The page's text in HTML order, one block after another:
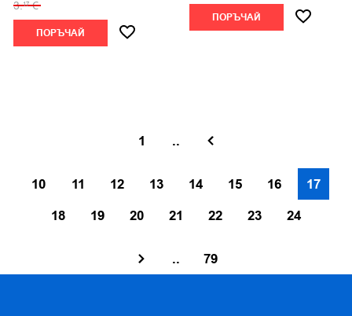
3.17 €
ПОРЪЧАЙ
ПОРЪЧАЙ
1 ..
10 11 12 13 14 15 16
17
18
19 20 21 22 23 24
.. 79